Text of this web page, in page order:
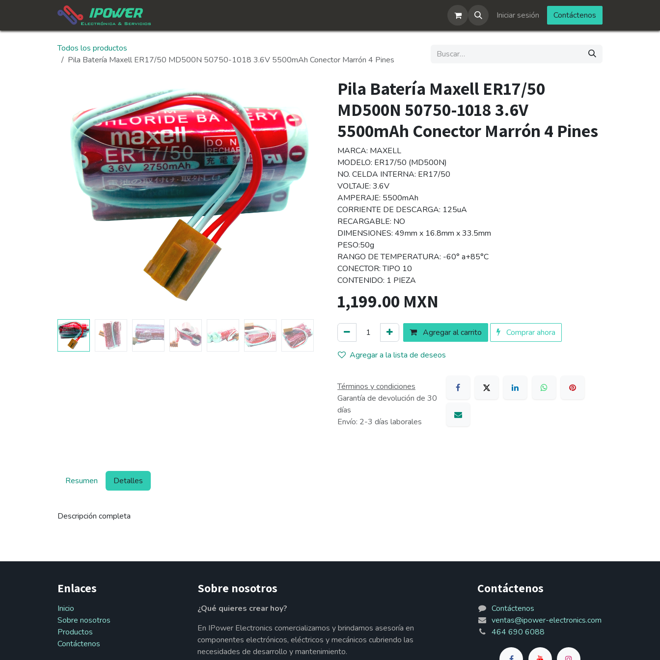
Iniciar sesión Contáctenos
Todos los productos
Pila Batería Maxell ER17/50 MD500N 50750-1018 3.6V 5500mAh Conector Marrón 4 Pines
Pila Batería Maxell ER17/50
MD500N 50750-1018 3.6V
5500mAh Conector Marrón 4 Pines
MARCA: MAXELL
MODELO: ER17/50 (MD500N)
NO. CELDA INTERNA: ER17/50
VOLTAJE: 3.6V
AMPERAJE: 5500mAh
CORRIENTE DE DESCARGA: 125uA
RECARGABLE: NO
DIMENSIONES: 49mm x 16.8mm x 33.5mm
PESO:50g
RANGO DE TEMPERATURA: -60° a+85°C
CONECTOR: TIPO 10
CONTENIDO: 1 PIEZA
1,199.00 MXN
Agregar al carrito Comprar ahora
Agregar a la lista de deseos
Términos y condiciones
Garantía de devolución de 30
días
Envío: 2-3 días laborales
Resumen Detalles
Descripción completa
Enlaces
Inicio
Sobre nosotros
Productos
Contáctenos
Sobre nosotros
¿Qué quieres crear hoy?
En IPower Electronics comercializamos y brindamos asesoría en
componentes electrónicos, eléctricos y mecánicos cubriendo las
necesidades de desarrollo y mantenimiento.
Contáctenos
Contáctenos
ventas@ipower-electronics.com
464 690 6088